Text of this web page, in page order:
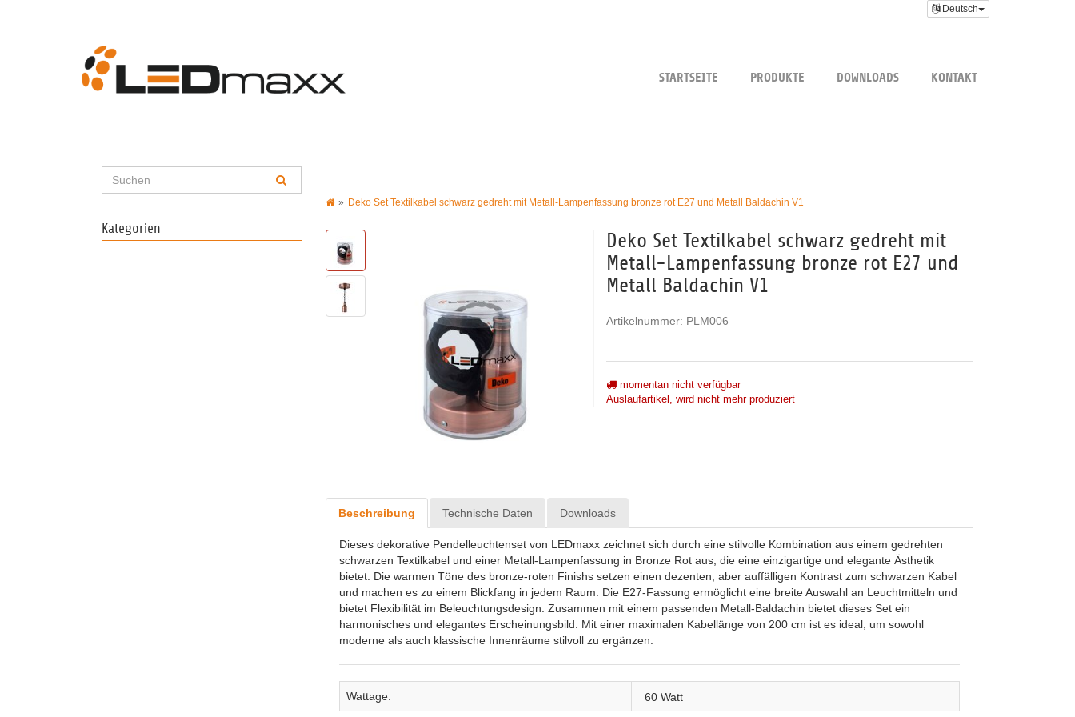
Deutsch
STARTSEITE PRODUKTE DOWNLOADS KONTAKT
Deko Set Textilkabel schwarz gedreht mit Metall-Lampenfassung bronze rot E27 und Metall Baldachin V1
Deko Set Textilkabel schwarz gedreht mit
Metall-Lampenfassung bronze rot E27 und
Metall Baldachin V1
Artikelnummer: PLM006
momentan nicht verfügbar
Auslaufartikel, wird nicht mehr produziert
Beschreibung Technische Daten Downloads
Dieses dekorative Pendelleuchtenset von LEDmaxx zeichnet sich durch eine stilvolle Kombination aus einem gedrehten
schwarzen Textilkabel und einer Metall-Lampenfassung in Bronze Rot aus, die eine einzigartige und elegante Ästhetik
bietet. Die warmen Töne des bronze-roten Finishs setzen einen dezenten, aber auffälligen Kontrast zum schwarzen Kabel
und machen es zu einem Blickfang in jedem Raum. Die E27-Fassung ermöglicht eine breite Auswahl an Leuchtmitteln und
bietet Flexibilität im Beleuchtungsdesign. Zusammen mit einem passenden Metall-Baldachin bietet dieses Set ein
harmonisches und elegantes Erscheinungsbild. Mit einer maximalen Kabellänge von 200 cm ist es ideal, um sowohl
moderne als auch klassische Innenräume stilvoll zu ergänzen.
Wattage: 60 Watt
Kategorien